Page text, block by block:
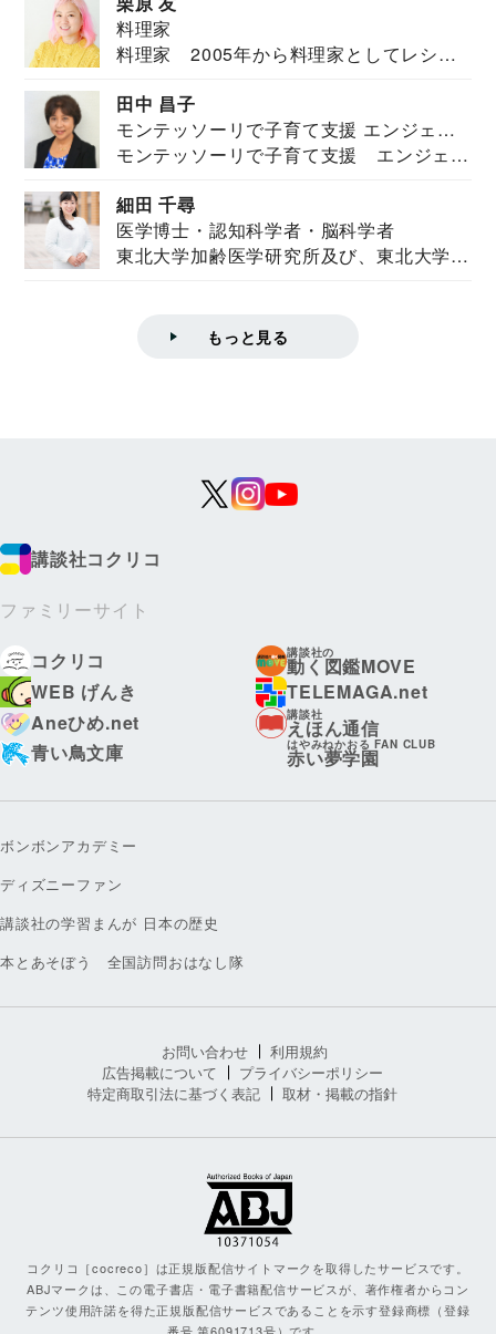
料理家
料理家 2005年から料理家としてレシピ
田中 昌子
モンテッソーリで子育て支援 エンジェル
ズハウス研究所所長
モンテッソーリで子育て支援 エンジェル
細田 千尋
医学博士・認知科学者・脳科学者
東北大学加齢医学研究所及び、東北大学大
もっと見る
講談社コクリコ
ファミリーサイト
コクリコ
講談社の
動く図鑑MOVE
WEB げんき
TELEMAGA.net
Aneひめ.net
講談社
えほん通信
青い鳥文庫
はやみねかおる FAN CLUB
赤い夢学園
ボンボンアカデミー
ディズニーファン
講談社の学習まんが 日本の歴史
本とあそぼう 全国訪問おはなし隊
お問い合わせ
利用規約
広告掲載について
プライバシーポリシー
特定商取引法に基づく表記
取材・掲載の指針
コクリコ［cocreco］は正規版配信サイトマークを取得したサービスです。
ABJマークは、この電子書店・電子書籍配信サービスが、著作権者からコン
テンツ使用許諾を得た正規版配信サービスであることを示す登録商標（登録